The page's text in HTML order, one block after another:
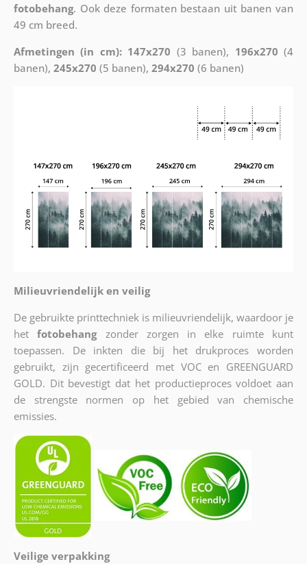
fotobehang. Ook deze formaten bestaan uit banen van
49 cm breed.
Afmetingen (in cm): 147x270 (3 banen), 196x270 (4
banen), 245x270 (5 banen), 294x270 (6 banen)
Milieuvriendelijk en veilig
De gebruikte printtechniek is milieuvriendelijk, waardoor je
hetfotobehangzonder zorgen in elke ruimte kunt
toepassen. De inkten die bij het drukproces worden
gebruikt, zijn gecertificeerd met VOC en GREENGUARD
GOLD. Dit bevestigt dat het productieproces voldoet aan
de strengste normen op het gebied van chemische
emissies.
Veilige verpakking